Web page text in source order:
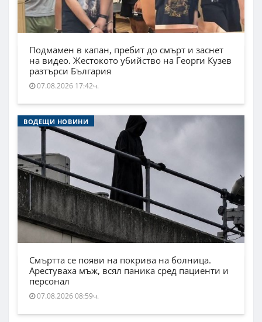
Подмамен в капан, пребит до смърт и заснет
на видео. Жестокото убийство на Георги Кузев
разтърси България
07.08.2026 17:42ч.
ВОДЕЩИ НОВИНИ
Смъртта се появи на покрива на болница.
Арестуваха мъж, всял паника сред пациенти и
персонал
07.08.2026 08:59ч.